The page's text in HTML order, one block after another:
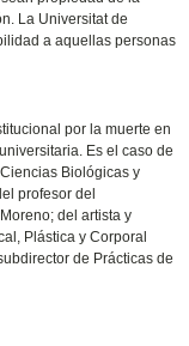
La Universitat de
a aquellas personas
por la muerte en
Es el caso de
Biológicas y
profesor del
del artista y
Plástica y Corporal
de Prácticas de